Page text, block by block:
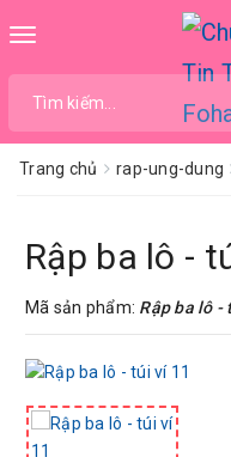
Toggle
Trang chủ rap-ung-dung
Rập ba lô -
Mã sản phẩm: Rập ba lô -